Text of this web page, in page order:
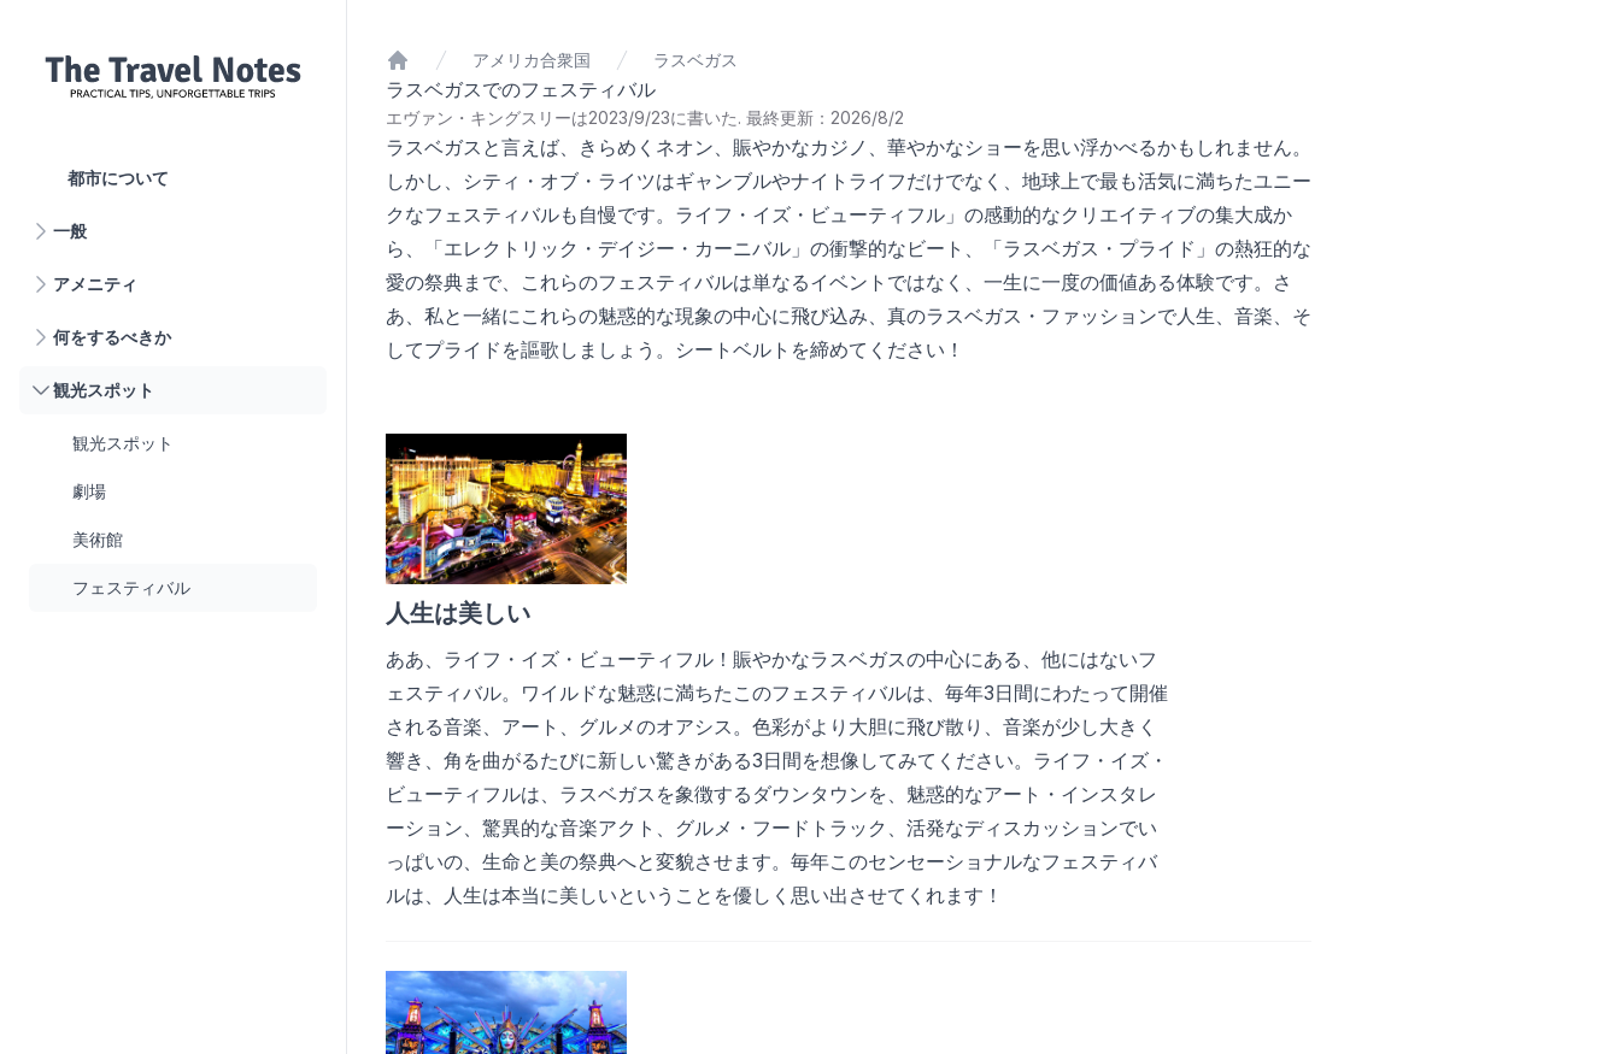
都市について
一般
アメニティ
何をするべきか
観光スポット
観光スポット
劇場
美術館
フェスティバル
ホーム
アメリカ合衆国 ラスベガス
ラスベガスでのフェスティバル
エヴァン・キングスリーは2023/9/23に書いた. 最終更新：2026/8/2
ラスベガスと言えば、きらめくネオン、賑やかなカジノ、華やかなショーを思い浮かべるかもしれません。
しかし、シティ・オブ・ライツはギャンブルやナイトライフだけでなく、地球上で最も活気に満ちたユニー
クなフェスティバルも自慢です。ライフ・イズ・ビューティフル」の感動的なクリエイティブの集大成か
ら、「エレクトリック・デイジー・カーニバル」の衝撃的なビート、「ラスベガス・プライド」の熱狂的な
愛の祭典まで、これらのフェスティバルは単なるイベントではなく、一生に一度の価値ある体験です。さ
あ、私と一緒にこれらの魅惑的な現象の中心に飛び込み、真のラスベガス・ファッションで人生、音楽、そ
してプライドを謳歌しましょう。シートベルトを締めてください！
人生は美しい
ああ、ライフ・イズ・ビューティフル！賑やかなラスベガスの中心にある、他にはないフ
ェスティバル。ワイルドな魅惑に満ちたこのフェスティバルは、毎年3日間にわたって開催
される音楽、アート、グルメのオアシス。色彩がより大胆に飛び散り、音楽が少し大きく
響き、角を曲がるたびに新しい驚きがある3日間を想像してみてください。ライフ・イズ・
ビューティフルは、ラスベガスを象徴するダウンタウンを、魅惑的なアート・インスタレ
ーション、驚異的な音楽アクト、グルメ・フードトラック、活発なディスカッションでい
っぱいの、生命と美の祭典へと変貌させます。毎年このセンセーショナルなフェスティバ
ルは、人生は本当に美しいということを優しく思い出させてくれます！